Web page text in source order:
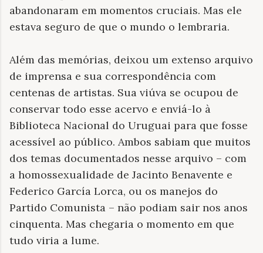
abandonaram em momentos cruciais. Mas ele
estava seguro de que o mundo o lembraria.
Além das memórias, deixou um extenso arquivo
de imprensa e sua correspondência com
centenas de artistas. Sua viúva se ocupou de
conservar todo esse acervo e enviá-lo à
Biblioteca Nacional do Uruguai para que fosse
acessível ao público. Ambos sabiam que muitos
dos temas documentados nesse arquivo – com
a homossexualidade de Jacinto Benavente e
Federico García Lorca, ou os manejos do
Partido Comunista – não podiam sair nos anos
cinquenta. Mas chegaria o momento em que
tudo viria a lume.